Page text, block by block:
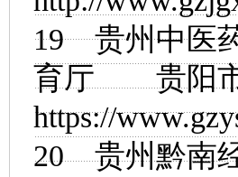
19贵州中医
育厅
https://
20贵州黔南